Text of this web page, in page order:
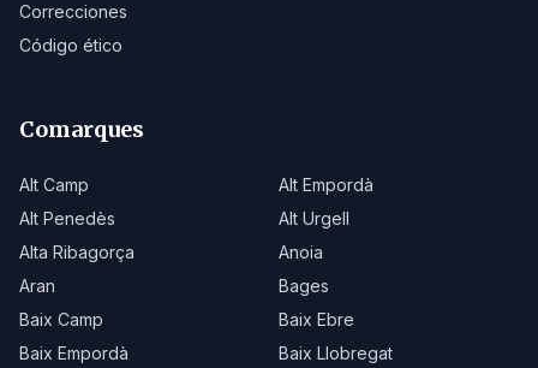
Correcciones
Código ético
Comarques
Alt Camp
Alt Empordà
Alt Penedès
Alt Urgell
Alta Ribagorça
Anoia
Aran
Bages
Baix Camp
Baix Ebre
Baix Empordà
Baix Llobregat